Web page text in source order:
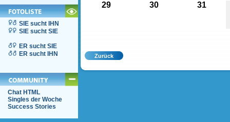
SIE sucht IHN
SIE sucht SIE
ER sucht SIE
ER sucht IHN
Chat HTML
Singles der Woche
Success Stories
29 30 31